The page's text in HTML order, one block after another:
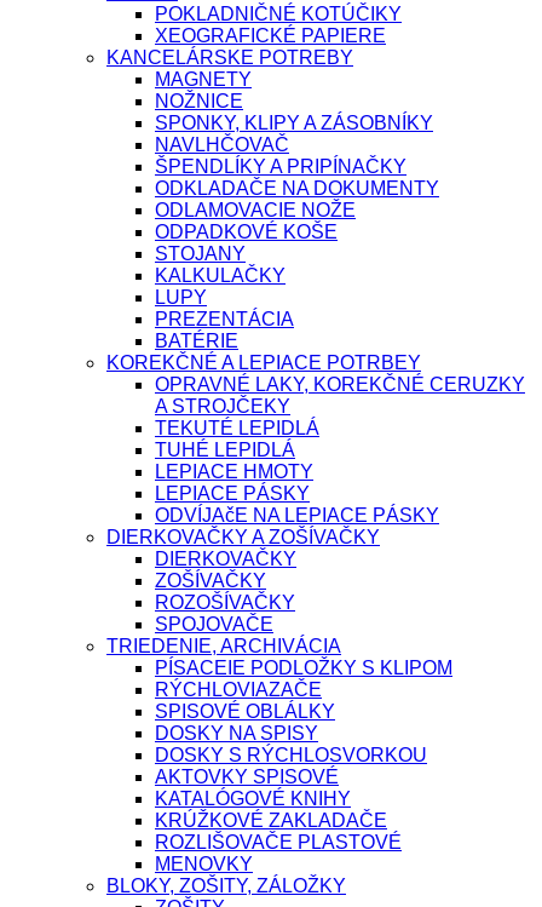
POKLADNIČNÉ KOTÚČIKY
XEOGRAFICKÉ PAPIERE
KANCELÁRSKE POTREBY
MAGNETY
NOŽNICE
SPONKY, KLIPY A ZÁSOBNÍKY
NAVLHČOVAČ
ŠPENDLÍKY A PRIPÍNAČKY
ODKLADAČE NA DOKUMENTY
ODLAMOVACIE NOŽE
ODPADKOVÉ KOŠE
STOJANY
KALKULAČKY
LUPY
PREZENTÁCIA
BATÉRIE
KOREKČNÉ A LEPIACE POTRBEY
OPRAVNÉ LAKY, KOREKČNÉ CERUZKY
A STROJČEKY
TEKUTÉ LEPIDLÁ
TUHÉ LEPIDLÁ
LEPIACE HMOTY
LEPIACE PÁSKY
ODVÍJAčE NA LEPIACE PÁSKY
DIERKOVAČKY A ZOŠÍVAČKY
DIERKOVAČKY
ZOŠÍVAČKY
ROZOŠÍVAČKY
SPOJOVAČE
TRIEDENIE, ARCHIVÁCIA
PÍSACEIE PODLOŽKY S KLIPOM
RÝCHLOVIAZAČE
SPISOVÉ OBLÁLKY
DOSKY NA SPISY
DOSKY S RÝCHLOSVORKOU
AKTOVKY SPISOVÉ
KATALÓGOVÉ KNIHY
KRÚŽKOVÉ ZAKLADAČE
ROZLIŠOVAČE PLASTOVÉ
MENOVKY
BLOKY, ZOŠITY, ZÁLOŽKY